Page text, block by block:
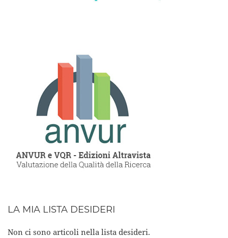
LA MIA LISTA DESIDERI
Non ci sono articoli nella lista desideri.